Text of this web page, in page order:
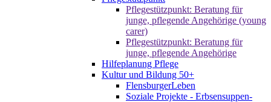
Pflegestützpunkt: Beratung für
junge, pflegende Angehörige (young
carer)
Pflegestützpunkt: Beratung für
junge, pflegende Angehörige
Hilfeplanung Pflege
Kultur und Bildung 50+
FlensburgerLeben
Soziale Projekte - Erbsensuppen-